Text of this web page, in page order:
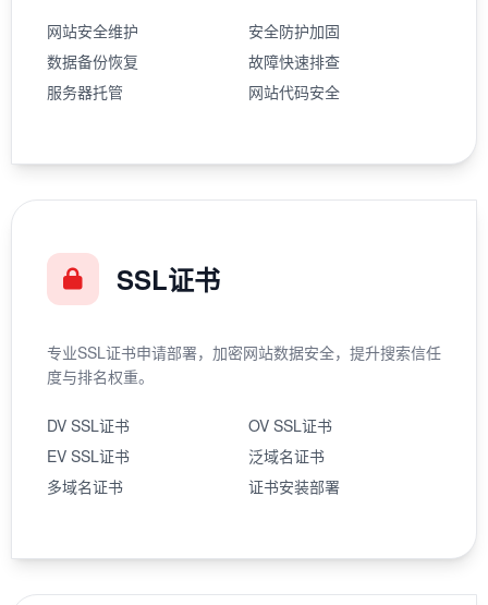
网站安全维护
安全防护加固
数据备份恢复
故障快速排查
服务器托管
网站代码安全
SSL证书
专业SSL证书申请部署，加密网站数据安全，提升搜索信任
度与排名权重。
DV SSL证书
OV SSL证书
EV SSL证书
泛域名证书
多域名证书
证书安装部署